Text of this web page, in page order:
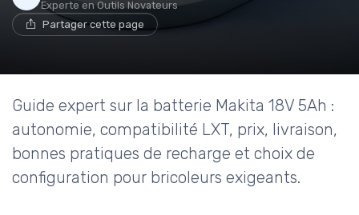
Experte en Outils Novateurs
Partager cette page
Guide expert sur la batterie Makita 18V 5Ah :
autonomie, compatibilité LXT, prix, livraison,
bonnes pratiques de recharge et choix de
configuration pour bricoleurs exigeants.